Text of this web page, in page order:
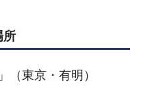
所
」（東京・有明）